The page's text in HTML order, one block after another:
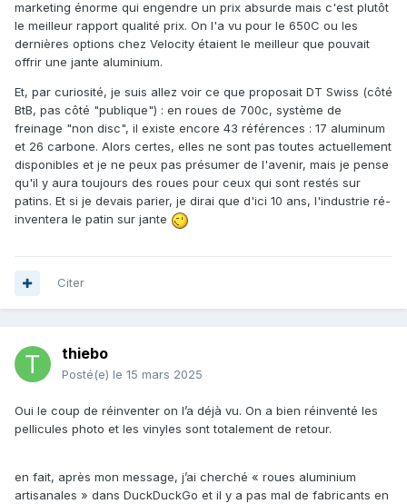
marketing énorme qui engendre un prix absurde mais c'est plutôt
le meilleur rapport qualité prix. On l'a vu pour le 650C ou les
dernières options chez Velocity étaient le meilleur que pouvait
offrir une jante aluminium.
Et, par curiosité, je suis allez voir ce que proposait DT Swiss (côté
BtB, pas côté "publique") : en roues de 700c, système de
freinage "non disc", il existe encore 43 références : 17 aluminum
et 26 carbone. Alors certes, elles ne sont pas toutes actuellement
disponibles et je ne peux pas présumer de l'avenir, mais je pense
qu'il y aura toujours des roues pour ceux qui sont restés sur
patins. Et si je devais parier, je dirai que d'ici 10 ans, l'industrie ré-
inventera le patin sur jante
Citer
thiebo
Posté(e) le 15 mars 2025
Oui le coup de réinventer on l’a déjà vu. On a bien réinventé les
pellicules photo et les vinyles sont totalement de retour.
en fait, après mon message, j’ai cherché « roues aluminium
artisanales » dans DuckDuckGo et il y a pas mal de fabricants en